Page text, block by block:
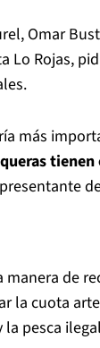
Omar
Lo Rojas,
más
tienen
de
la cuota
pesca